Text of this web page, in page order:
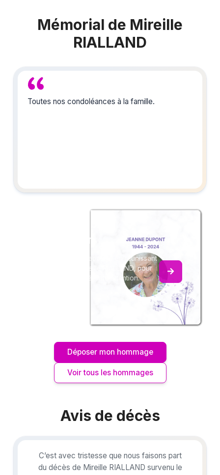
Mémorial de Mireille
RIALLAND
Toutes nos condoléances à la famille.
du souvenir
Créez un album collaboratif en réunissant
les hommages à Mireille RIALLAND, pour
vous ou pour une délicate attention.
Déposer mon hommage
Voir tous les hommages
Avis de décès
C’est avec tristesse que nous faisons part
du décès de Mireille RIALLAND survenu le